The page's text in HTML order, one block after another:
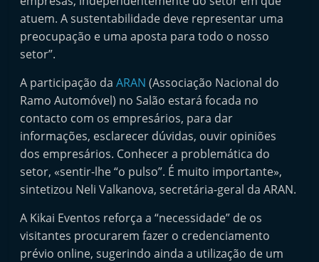
atuem. A sustentabilidade deve representar uma
preocupação e uma aposta para todo o nosso
setor”.
A participação daARAN (Associação Nacional do
Ramo Automóvel) no Salão estará focada no
contacto com os empresários, para dar
informações, esclarecer dúvidas, ouvir opiniões
dos empresários. Conhecer a problemática do
setor, «sentir-lhe “o pulso”. É muito importante»,
sintetizou Neli Valkanova, secretária-geral da ARAN.
A Kikai Eventos reforça a “necessidade” de os
visitantes procurarem fazer o credenciamento
prévio online, sugerindo ainda a utilização de um